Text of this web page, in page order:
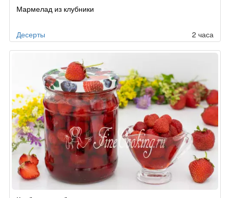
Мармелад из клубники
Десерты 2 часа